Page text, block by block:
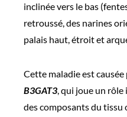
inclinée vers le bas
retroussé, des narines
palais haut, étroit et
Cette maladie est causée
B3GAT3, qui joue un
des composants du